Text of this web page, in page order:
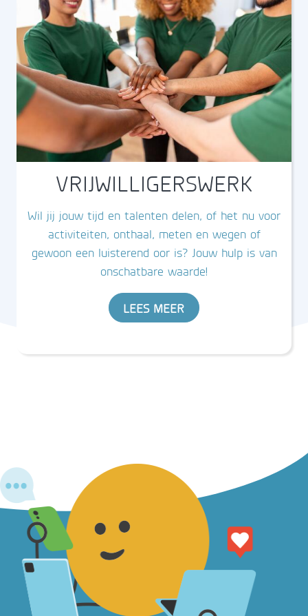
VRIJWILLIGERSWERK
Wil jij jouw tijd en talenten delen, of het nu voor
activiteiten, onthaal, meten en wegen of
gewoon een luisterend oor is? Jouw hulp is van
onschatbare waarde!
LEES MEER